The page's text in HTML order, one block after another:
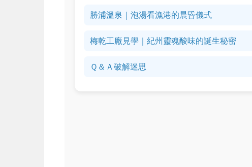
勝浦溫泉｜泡湯看漁港的晨昏儀式
梅乾工廠見學｜紀州靈魂酸味的誕生秘密
Ｑ＆Ａ破解迷思